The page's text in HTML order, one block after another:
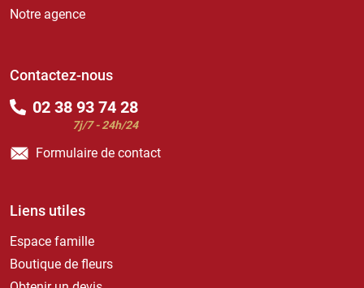
Notre agence
Contactez-nous
02 38 93 74 28
7j/7 - 24h/24
Formulaire de contact
Liens utiles
Espace famille
Boutique de fleurs